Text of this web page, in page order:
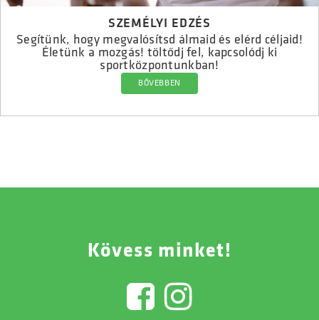
SZEMÉLYI EDZÉS
Segítünk, hogy megvalósítsd álmaid és elérd céljaid!
Életünk a mozgás! töltődj fel, kapcsolódj ki
sportközpontunkban!
BŐVEBBEN
Kövess minket!